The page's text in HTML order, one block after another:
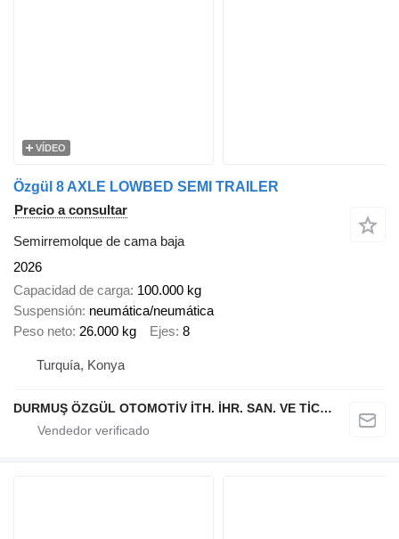
VÍDEO
Özgül 8 AXLE LOWBED SEMI TRAILER
Precio a consultar
Semirremolque de cama baja
2026
Capacidad de carga 100.000 kg
Suspensión neumática/neumática
Peso neto 26.000 kg Ejes 8
Turquía, Konya
DURMUŞ ÖZGÜL OTOMOTİV İTH. İHR. SAN. VE TİC. A.Ş